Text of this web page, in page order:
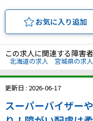
お気に入り追加
この求人に関連する障害
北海道の求人 宮城県の求人
更新日 : 2026-06-17
スーパーバイザー